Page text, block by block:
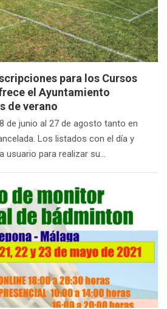
para los Cursos
el Ayuntamiento
de verano
de junio al 27 de agosto tanto en
Los listados con el día y
usuario para realizar su…